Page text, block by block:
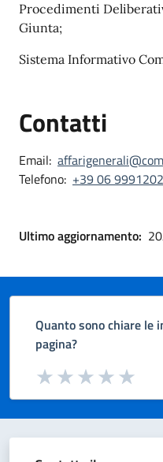
Procedimenti
Giunta;
Sistema Informativo
Contatti
Email:
Telefono: +39 06
Ultimo aggiornamento:
Quanto sono chiare le
pagina?
Valuta da 1 a 5 stelle la
Valuta
Valuta 4
Valuta 3 stelle
Valuta 2 stelle su 5
Valuta 1 stelle su 5